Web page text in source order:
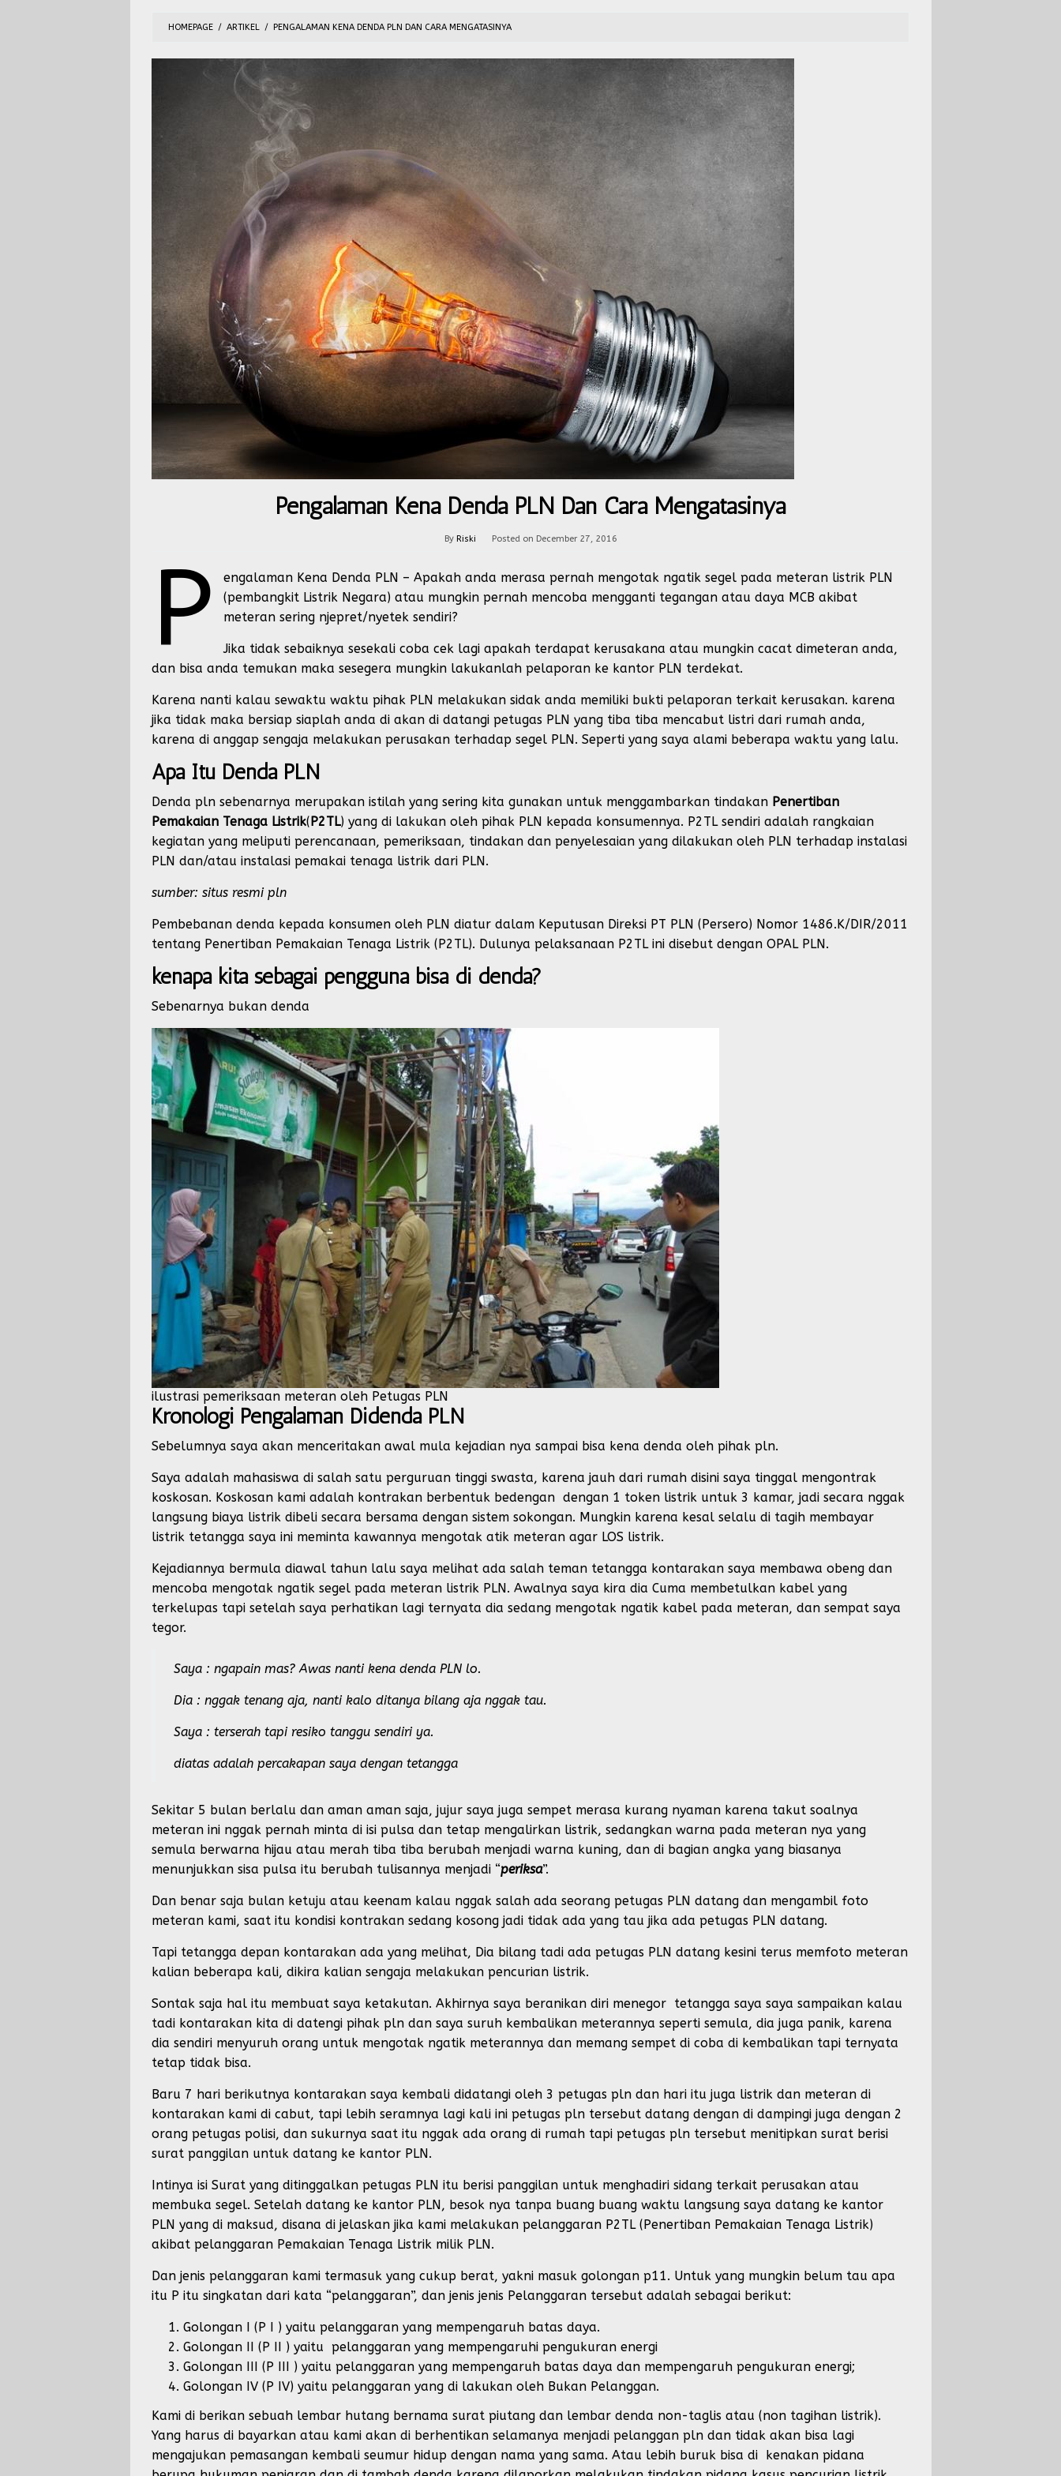
HOMEPAGE / ARTIKEL / PENGALAMAN KENA DENDA PLN DAN CARA MENGATASINYA
Pengalaman Kena Denda PLN Dan Cara Mengatasinya
By Riski Posted on December 27, 2016
P
engalaman Kena Denda PLN – Apakah anda merasa pernah mengotak ngatik segel pada meteran listrik PLN
(pembangkit Listrik Negara) atau mungkin pernah mencoba mengganti tegangan atau daya MCB akibat
meteran sering njepret/nyetek sendiri?
Jika tidak sebaiknya sesekali coba cek lagi apakah terdapat kerusakana atau mungkin cacat dimeteran anda,
dan bisa anda temukan maka sesegera mungkin lakukanlah pelaporan ke kantor PLN terdekat.
Karena nanti kalau sewaktu waktu pihak PLN melakukan sidak anda memiliki bukti pelaporan terkait kerusakan. karena
jika tidak maka bersiap siaplah anda di akan di datangi petugas PLN yang tiba tiba mencabut listri dari rumah anda,
karena di anggap sengaja melakukan perusakan terhadap segel PLN. Seperti yang saya alami beberapa waktu yang lalu.
Apa Itu Denda PLN
Denda pln sebenarnya merupakan istilah yang sering kita gunakan untuk menggambarkan tindakan Penertiban
Pemakaian Tenaga Listrik(P2TL) yang di lakukan oleh pihak PLN kepada konsumennya. P2TL sendiri adalah rangkaian
kegiatan yang meliputi perencanaan, pemeriksaan, tindakan dan penyelesaian yang dilakukan oleh PLN terhadap instalasi
PLN dan/atau instalasi pemakai tenaga listrik dari PLN.
sumber: situs resmi pln
Pembebanan denda kepada konsumen oleh PLN diatur dalam Keputusan Direksi PT PLN (Persero) Nomor 1486.K/DIR/2011
tentang Penertiban Pemakaian Tenaga Listrik (P2TL). Dulunya pelaksanaan P2TL ini disebut dengan OPAL PLN.
kenapa kita sebagai pengguna bisa di denda?
Sebenarnya bukan denda
ilustrasi pemeriksaan meteran oleh Petugas PLN
Kronologi Pengalaman Didenda PLN
Sebelumnya saya akan menceritakan awal mula kejadian nya sampai bisa kena denda oleh pihak pln.
Saya adalah mahasiswa di salah satu perguruan tinggi swasta, karena jauh dari rumah disini saya tinggal mengontrak
koskosan. Koskosan kami adalah kontrakan berbentuk bedengan dengan 1 token listrik untuk 3 kamar, jadi secara nggak
langsung biaya listrik dibeli secara bersama dengan sistem sokongan. Mungkin karena kesal selalu di tagih membayar
listrik tetangga saya ini meminta kawannya mengotak atik meteran agar LOS listrik.
Kejadiannya bermula diawal tahun lalu saya melihat ada salah teman tetangga kontarakan saya membawa obeng dan
mencoba mengotak ngatik segel pada meteran listrik PLN. Awalnya saya kira dia Cuma membetulkan kabel yang
terkelupas tapi setelah saya perhatikan lagi ternyata dia sedang mengotak ngatik kabel pada meteran, dan sempat saya
tegor.
Saya : ngapain mas? Awas nanti kena denda PLN lo.
Dia : nggak tenang aja, nanti kalo ditanya bilang aja nggak tau.
Saya : terserah tapi resiko tanggu sendiri ya.
diatas adalah percakapan saya dengan tetangga
Sekitar 5 bulan berlalu dan aman aman saja, jujur saya juga sempet merasa kurang nyaman karena takut soalnya
meteran ini nggak pernah minta di isi pulsa dan tetap mengalirkan listrik, sedangkan warna pada meteran nya yang
semula berwarna hijau atau merah tiba tiba berubah menjadi warna kuning, dan di bagian angka yang biasanya
menunjukkan sisa pulsa itu berubah tulisannya menjadi “periksa”.
Dan benar saja bulan ketuju atau keenam kalau nggak salah ada seorang petugas PLN datang dan mengambil foto
meteran kami, saat itu kondisi kontrakan sedang kosong jadi tidak ada yang tau jika ada petugas PLN datang.
Tapi tetangga depan kontarakan ada yang melihat, Dia bilang tadi ada petugas PLN datang kesini terus memfoto meteran
kalian beberapa kali, dikira kalian sengaja melakukan pencurian listrik.
Sontak saja hal itu membuat saya ketakutan. Akhirnya saya beranikan diri menegor tetangga saya saya sampaikan kalau
tadi kontarakan kita di datengi pihak pln dan saya suruh kembalikan meterannya seperti semula, dia juga panik, karena
dia sendiri menyuruh orang untuk mengotak ngatik meterannya dan memang sempet di coba di kembalikan tapi ternyata
tetap tidak bisa.
Baru 7 hari berikutnya kontarakan saya kembali didatangi oleh 3 petugas pln dan hari itu juga listrik dan meteran di
kontarakan kami di cabut, tapi lebih seramnya lagi kali ini petugas pln tersebut datang dengan di dampingi juga dengan 2
orang petugas polisi, dan sukurnya saat itu nggak ada orang di rumah tapi petugas pln tersebut menitipkan surat berisi
surat panggilan untuk datang ke kantor PLN.
Intinya isi Surat yang ditinggalkan petugas PLN itu berisi panggilan untuk menghadiri sidang terkait perusakan atau
membuka segel. Setelah datang ke kantor PLN, besok nya tanpa buang buang waktu langsung saya datang ke kantor
PLN yang di maksud, disana di jelaskan jika kami melakukan pelanggaran P2TL (Penertiban Pemakaian Tenaga Listrik)
akibat pelanggaran Pemakaian Tenaga Listrik milik PLN.
Dan jenis pelanggaran kami termasuk yang cukup berat, yakni masuk golongan p11. Untuk yang mungkin belum tau apa
itu P itu singkatan dari kata “pelanggaran”, dan jenis jenis Pelanggaran tersebut adalah sebagai berikut:
Golongan I (P I ) yaitu pelanggaran yang mempengaruh batas daya.
Golongan II (P II ) yaitu pelanggaran yang mempengaruhi pengukuran energi
Golongan III (P III ) yaitu pelanggaran yang mempengaruh batas daya dan mempengaruh pengukuran energi;
Golongan IV (P IV) yaitu pelanggaran yang di lakukan oleh Bukan Pelanggan.
Kami di berikan sebuah lembar hutang bernama surat piutang dan lembar denda non-taglis atau (non tagihan listrik).
Yang harus di bayarkan atau kami akan di berhentikan selamanya menjadi pelanggan pln dan tidak akan bisa lagi
mengajukan pemasangan kembali seumur hidup dengan nama yang sama. Atau lebih buruk bisa di kenakan pidana